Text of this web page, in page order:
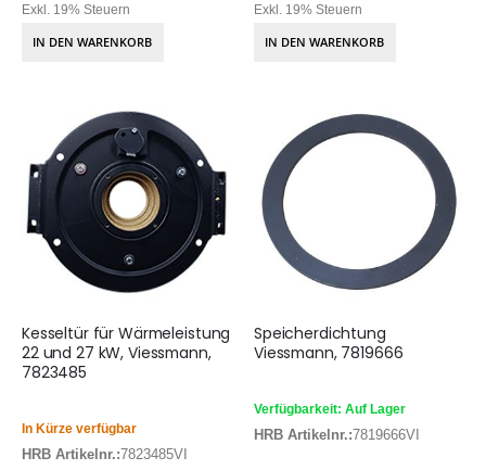
Exkl. 19% Steuern
IN DEN WARENKORB
Exkl. 19% Steuern
IN DEN WARENKORB
Kesseltür für Wärmeleistung
22 und 27 kW, Viessmann,
7823485
In Kürze verfügbar
HRB Artikelnr.:7823485VI
Speicherdichtung
Viessmann, 7819666
Verfügbarkeit: Auf Lager
HRB Artikelnr.:7819666VI